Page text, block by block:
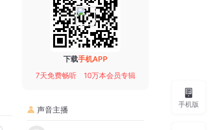
下载手机APP
7天免费畅听
10万本会员专辑
声音主播
手机版